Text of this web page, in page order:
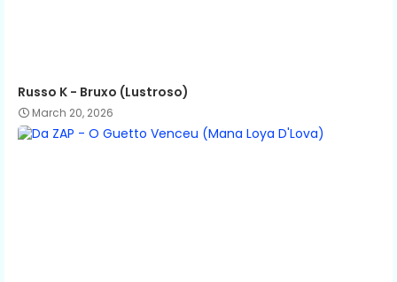
Russo K - Bruxo (Lustroso)
March 20, 2026